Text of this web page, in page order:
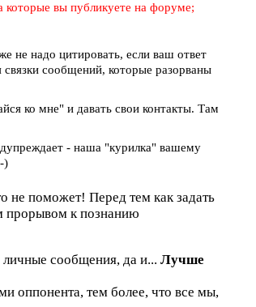
которые вы публикуете на форуме;
не надо цитировать, если ваш ответ
связки сообщений, которые разорваны
ко мне" и давать свои контакты. Там
- наша "курилка" вашему
)
не поможет! Перед тем как задать
прорывом к познанию
личные сообщения, да и... Лучше
оппонента, тем более, что все мы,